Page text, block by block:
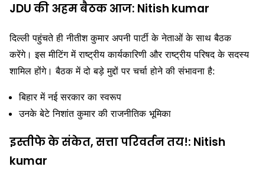
JDU की अहम बैठक आज: Nitish kumar
दिल्ली पहुंचते ही नीतीश कुमार अपनी पार्टी के नेताओं के साथ बैठक
करेंगे। इस मीटिंग में राष्ट्रीय कार्यकारिणी और राष्ट्रीय परिषद के सदस्य
शामिल होंगे। बैठक में दो बड़े मुद्दों पर चर्चा होने की संभावना है:
बिहार में नई सरकार का स्वरूप
उनके बेटे निशांत कुमार की राजनीतिक भूमिका
इस्तीफे के संकेत, सत्ता परिवर्तन तय!: Nitish
kumar